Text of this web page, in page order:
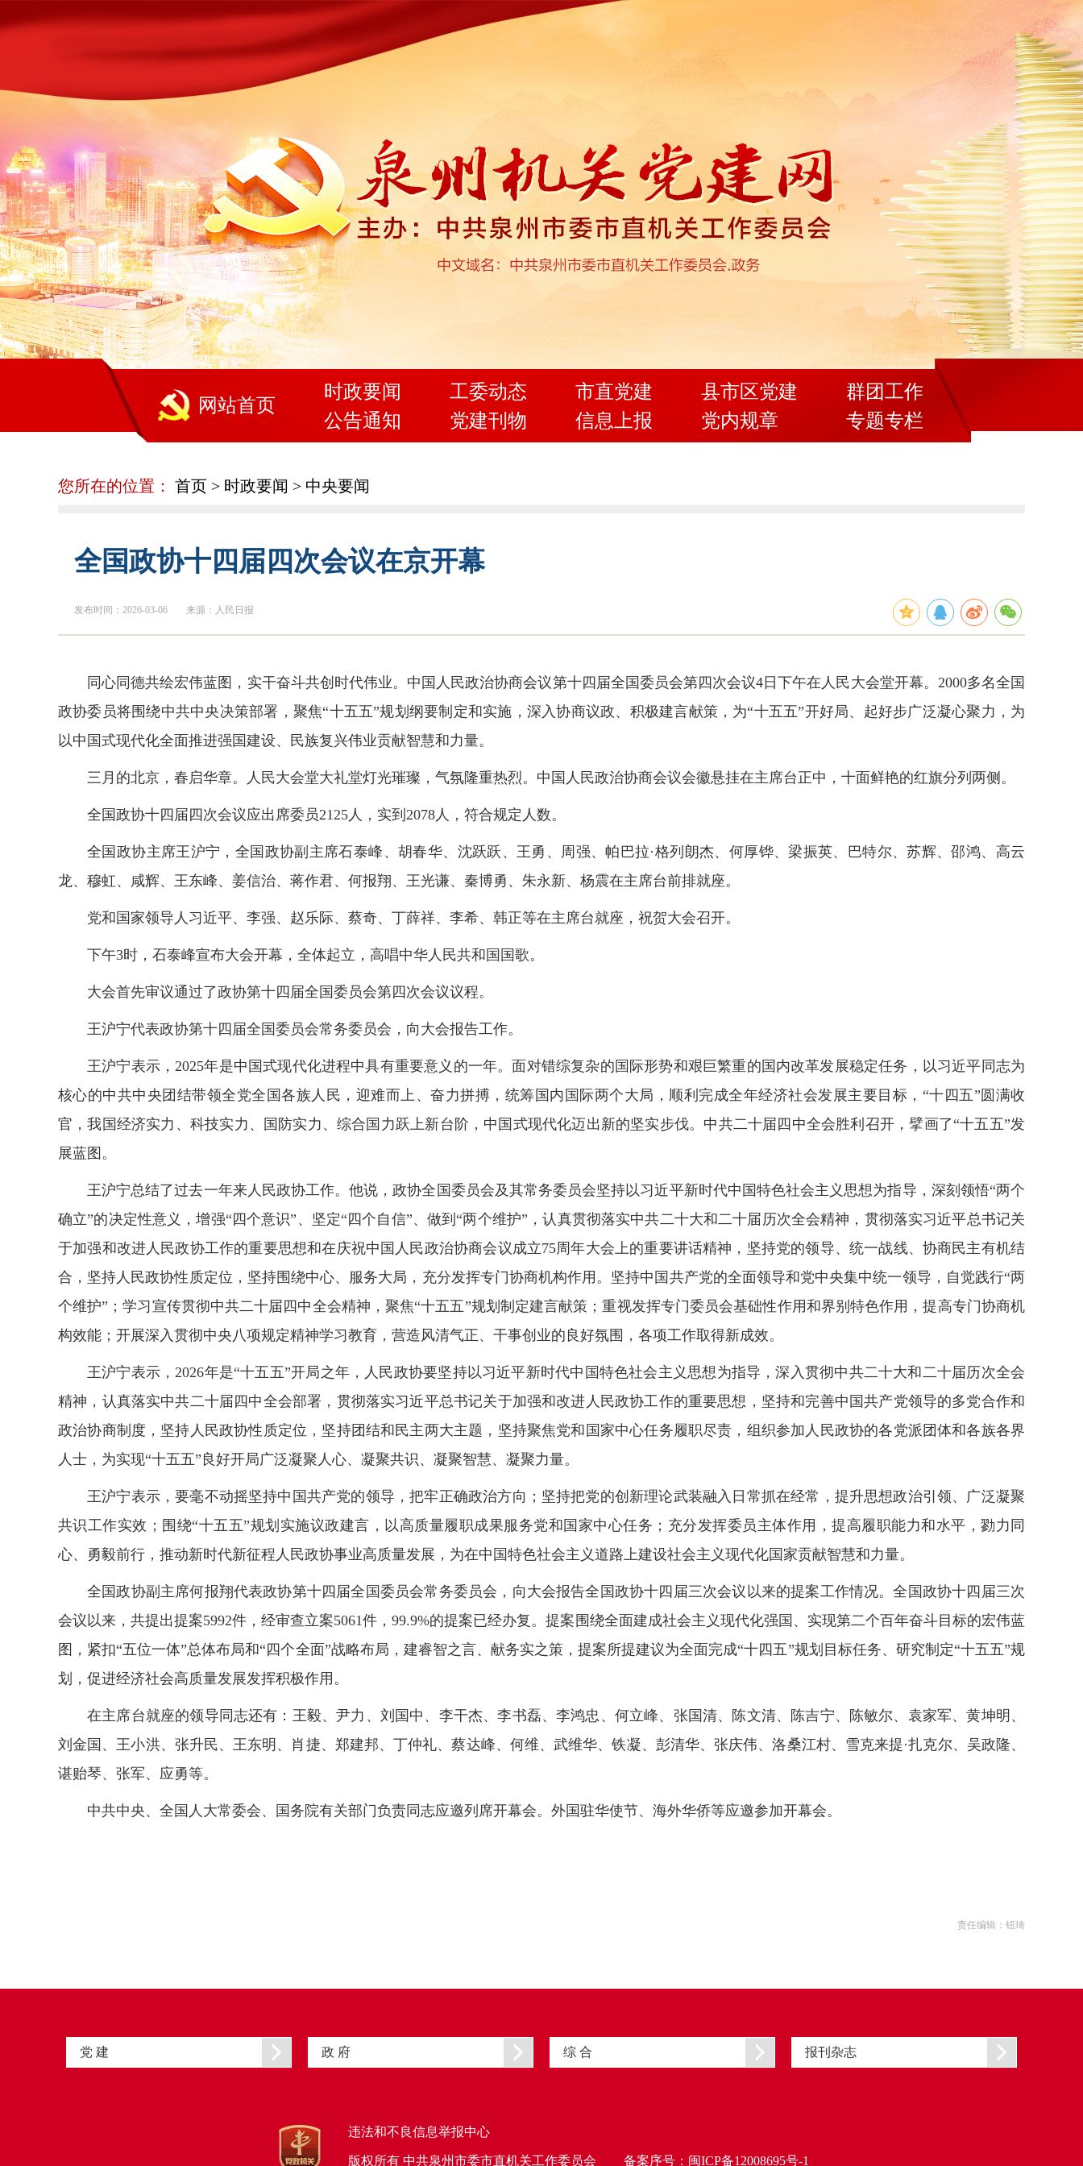
网站首页
时政要闻
公告通知
工委动态
党建刊物
市直党建
信息上报
县市区党建
党内规章
群团工作
专题专栏
您所在的位置： 首页 > 时政要闻 > 中央要闻
全国政协十四届四次会议在京开幕
发布时间：2026-03-06 来源：人民日报
同心同德共绘宏伟蓝图，实干奋斗共创时代伟业。中国人民政治协商会议第十四届全国委员会第四次会议4日下午在人民大会堂开幕。2000多名全国
政协委员将围绕中共中央决策部署，聚焦“十五五”规划纲要制定和实施，深入协商议政、积极建言献策，为“十五五”开好局、起好步广泛凝心聚力，为
以中国式现代化全面推进强国建设、民族复兴伟业贡献智慧和力量。
三月的北京，春启华章。人民大会堂大礼堂灯光璀璨，气氛隆重热烈。中国人民政治协商会议会徽悬挂在主席台正中，十面鲜艳的红旗分列两侧。
全国政协十四届四次会议应出席委员2125人，实到2078人，符合规定人数。
全国政协主席王沪宁，全国政协副主席石泰峰、胡春华、沈跃跃、王勇、周强、帕巴拉·格列朗杰、何厚铧、梁振英、巴特尔、苏辉、邵鸿、高云
龙、穆虹、咸辉、王东峰、姜信治、蒋作君、何报翔、王光谦、秦博勇、朱永新、杨震在主席台前排就座。
党和国家领导人习近平、李强、赵乐际、蔡奇、丁薛祥、李希、韩正等在主席台就座，祝贺大会召开。
下午3时，石泰峰宣布大会开幕，全体起立，高唱中华人民共和国国歌。
大会首先审议通过了政协第十四届全国委员会第四次会议议程。
王沪宁代表政协第十四届全国委员会常务委员会，向大会报告工作。
王沪宁表示，2025年是中国式现代化进程中具有重要意义的一年。面对错综复杂的国际形势和艰巨繁重的国内改革发展稳定任务，以习近平同志为
核心的中共中央团结带领全党全国各族人民，迎难而上、奋力拼搏，统筹国内国际两个大局，顺利完成全年经济社会发展主要目标，“十四五”圆满收
官，我国经济实力、科技实力、国防实力、综合国力跃上新台阶，中国式现代化迈出新的坚实步伐。中共二十届四中全会胜利召开，擘画了“十五五”发
展蓝图。
王沪宁总结了过去一年来人民政协工作。他说，政协全国委员会及其常务委员会坚持以习近平新时代中国特色社会主义思想为指导，深刻领悟“两个
确立”的决定性意义，增强“四个意识”、坚定“四个自信”、做到“两个维护”，认真贯彻落实中共二十大和二十届历次全会精神，贯彻落实习近平总书记关
于加强和改进人民政协工作的重要思想和在庆祝中国人民政治协商会议成立75周年大会上的重要讲话精神，坚持党的领导、统一战线、协商民主有机结
合，坚持人民政协性质定位，坚持围绕中心、服务大局，充分发挥专门协商机构作用。坚持中国共产党的全面领导和党中央集中统一领导，自觉践行“两
个维护”；学习宣传贯彻中共二十届四中全会精神，聚焦“十五五”规划制定建言献策；重视发挥专门委员会基础性作用和界别特色作用，提高专门协商机
构效能；开展深入贯彻中央八项规定精神学习教育，营造风清气正、干事创业的良好氛围，各项工作取得新成效。
王沪宁表示，2026年是“十五五”开局之年，人民政协要坚持以习近平新时代中国特色社会主义思想为指导，深入贯彻中共二十大和二十届历次全会
精神，认真落实中共二十届四中全会部署，贯彻落实习近平总书记关于加强和改进人民政协工作的重要思想，坚持和完善中国共产党领导的多党合作和
政治协商制度，坚持人民政协性质定位，坚持团结和民主两大主题，坚持聚焦党和国家中心任务履职尽责，组织参加人民政协的各党派团体和各族各界
人士，为实现“十五五”良好开局广泛凝聚人心、凝聚共识、凝聚智慧、凝聚力量。
王沪宁表示，要毫不动摇坚持中国共产党的领导，把牢正确政治方向；坚持把党的创新理论武装融入日常抓在经常，提升思想政治引领、广泛凝聚
共识工作实效；围绕“十五五”规划实施议政建言，以高质量履职成果服务党和国家中心任务；充分发挥委员主体作用，提高履职能力和水平，勠力同
心、勇毅前行，推动新时代新征程人民政协事业高质量发展，为在中国特色社会主义道路上建设社会主义现代化国家贡献智慧和力量。
全国政协副主席何报翔代表政协第十四届全国委员会常务委员会，向大会报告全国政协十四届三次会议以来的提案工作情况。全国政协十四届三次
会议以来，共提出提案5992件，经审查立案5061件，99.9%的提案已经办复。提案围绕全面建成社会主义现代化强国、实现第二个百年奋斗目标的宏伟蓝
图，紧扣“五位一体”总体布局和“四个全面”战略布局，建睿智之言、献务实之策，提案所提建议为全面完成“十四五”规划目标任务、研究制定“十五五”规
划，促进经济社会高质量发展发挥积极作用。
在主席台就座的领导同志还有：王毅、尹力、刘国中、李干杰、李书磊、李鸿忠、何立峰、张国清、陈文清、陈吉宁、陈敏尔、袁家军、黄坤明、
刘金国、王小洪、张升民、王东明、肖捷、郑建邦、丁仲礼、蔡达峰、何维、武维华、铁凝、彭清华、张庆伟、洛桑江村、雪克来提·扎克尔、吴政隆、
谌贻琴、张军、应勇等。
中共中央、全国人大常委会、国务院有关部门负责同志应邀列席开幕会。外国驻华使节、海外华侨等应邀参加开幕会。
责任编辑：钮琦
党 建 政 府 综 合 报刊杂志
违法和不良信息举报中心
版权所有 中共泉州市委市直机关工作委员会 备案序号： 闽ICP备12008695号-1